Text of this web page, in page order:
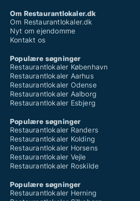
Om Restaurantlokaler.dk
Om Restaurantlokaler.dk
Nyt om ejendomme
Kontakt os
Populære søgninger
Restaurantlokaler København
Restaurantlokaler Aarhus
Restaurantlokaler Odense
Restaurantlokaler Aalborg
Restaurantlokaler Esbjerg
Populære søgninger
Restaurantlokaler Randers
Restaurantlokaler Kolding
Restaurantlokaler Horsens
Restaurantlokaler Vejle
Restaurantlokaler Roskilde
Populære søgninger
Restaurantlokaler Herning